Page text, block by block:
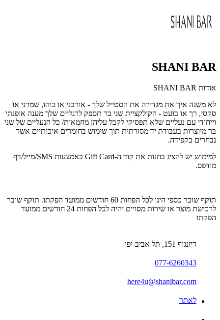
SHANI BAR
אודות SHANI BAR
לא משנה איך את מגדירה את הסטייל שלך - אורבני או בוהו, שמרני או
סקסי, רך או בועט - הקולקציית שני בר תספק לרגליים שלך מענה אופנתי
וייחודי עם נעליים שלא תפסיקי לקבל עליהן מחמאות/ כל הנעליים של שני
בר מיוצרות בעבודת יד מסורתית תוך שימוש בחומרים איכותיים אשר
נבחרים בקפידה.
למימוש יש להציג בחנות את קוד ה-Gift Card באמצעות SMS/מייל/דף
מודפס.
תוקף שובר כספי הינו לכל הפחות 60 חודשים ממועד הפקתו. תוקף שובר
לרכישת מוצר או שירות מסויים יהיה לכל הפחות 24 חודשים ממועד
הפקתו
דיזנגוף 151, תל אביב-יפו
077-6260343
here4u@shanibar.com
לאתר